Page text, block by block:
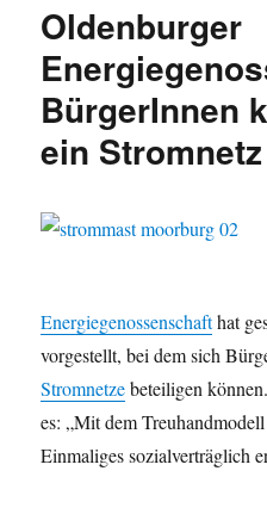
Oldenburger
BürgerInnen
ein Stromnetz
Energiegenossenschafthat
vorgestellt, bei dem sich
Stromnetzebeteiligen
es: „Mit dem
Einmaliges sozialverträglich